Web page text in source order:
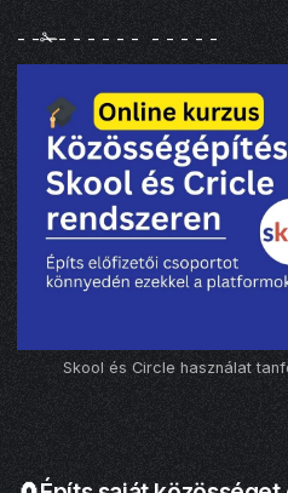
- -✁- - - - - - - - - - -
Skool és Circle használat